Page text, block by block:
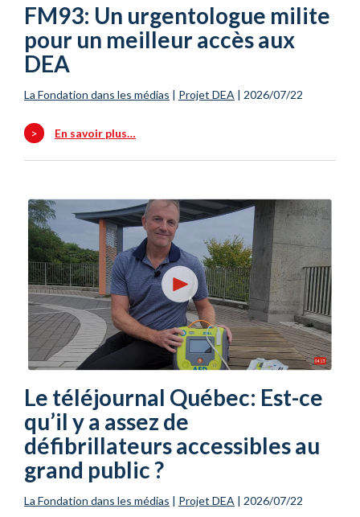
FM93: Un urgentologue milite
pour un meilleur accès aux
DEA
La Fondation dans les médias | Projet DEA | 2026/07/22
> En savoir plus…
Le téléjournal Québec: Est-ce
qu’il y a assez de
défibrillateurs accessibles au
grand public ?
La Fondation dans les médias | Projet DEA | 2026/07/22